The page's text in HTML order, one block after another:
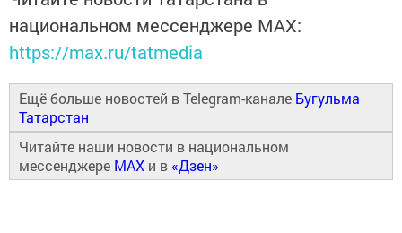
национальном мессенджере MАХ:
https://max.ru/tatmedia
Ещё больше новостей в Telegram-канале Бугульма
Татарстан
Читайте наши новости в национальном
мессенджере MAX и в «Дзен»